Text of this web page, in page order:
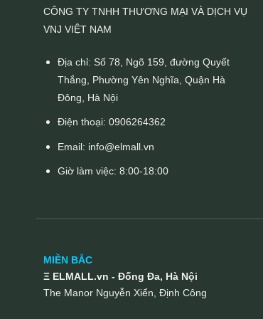
CÔNG TY TNHH THƯƠNG MẠI VÀ DỊCH VỤ
VNJ VIỆT NAM
Địa chỉ: Số 78, Ngõ 159, đường Quyết
Thắng, Phường Yên Nghĩa, Quận Hà
Đông, Hà Nội
Điện thoại:0906264362
Email: info@elmall.vn
Giờ làm việc: 8:00-18:00
MIỀN BẮC
Ξ ELMALL.vn - Đống Đa, Hà Nội
The Manor Nguyễn Xiển, Định Công